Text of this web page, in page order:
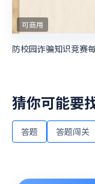
可商用
猜你可能要
答题 答题闯关